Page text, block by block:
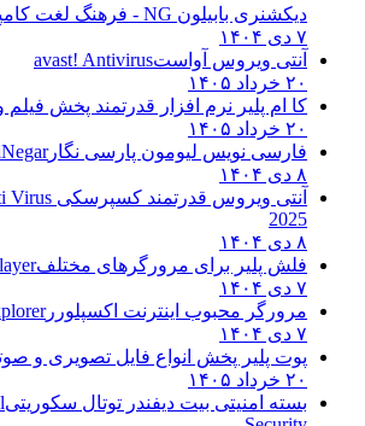
دیکشنری بابیلون NG - فرهنگ لغت کامپیوتر
۷ دی ۱۴۰۴
آنتی ویروس آواستavast! Antivirus
۲۰ خرداد ۱۴۰۵
کا ام پلیر نرم افزار قدرتمند پخش فیلم
۲۰ خرداد ۱۴۰۵
فارسی نویس لیومون پارسی نگار
۸ دی ۱۴۰۴
آنتی ویروس قدرتمند کسپرسکی 2025 Virus
2025
۸ دی ۱۴۰۴
فلش پلیر برای مرورگرهای مختلف
۷ دی ۱۴۰۴
مرورگر محبوب اینترنت اکسپلورر
۷ دی ۱۴۰۴
پوت پلیر پخش انواع فایل تصویری و
۲۰ خرداد ۱۴۰۵
بسته امنیتی بیت دیفندر توتال سکوریتی